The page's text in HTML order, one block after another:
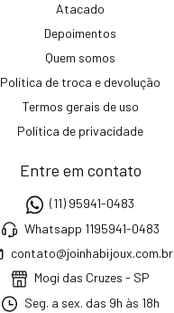
Atacado
Depoimentos
Quem somos
Política de troca e devolução
Termos gerais de uso
Política de privacidade
Entre em contato
(11) 95941-0483
Whatsapp 1195941-0483
contato@joinhabijoux.com.br
Mogi das Cruzes - SP
Seg. a sex. das 9h às 18h